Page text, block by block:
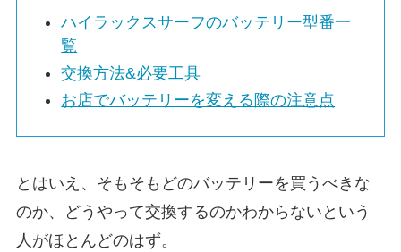
ハイラックスサーフのバッテリー型番一
覧
交換方法&必要工具
お店でバッテリーを変える際の注意点
とはいえ、そもそもどのバッテリーを買うべきな
のか、どうやって交換するのかわからないという
人がほとんどのはず。